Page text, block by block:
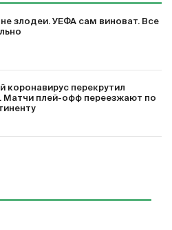
не злодеи. УЕФА сам виноват. Все
коронавирус перекрутил
Матчи плей-офф переезжают по